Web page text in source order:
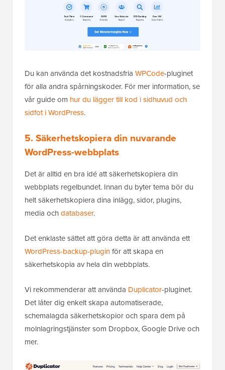
Du kan använda det kostnadsfria WPCode-pluginet
för alla andra spårningskoder. För mer information, se
vår guide om hur du lägger till kod i sidhuvud och
sidfot i WordPress.
5. Säkerhetskopiera din nuvarande
WordPress-webbplats
Det är alltid en bra idé att säkerhetskopiera din
webbplats regelbundet. Innan du byter tema bör du
helt säkerhetskopiera dina inlägg, sidor, plugins,
media ochdatabaser.
Det enklaste sättet att göra detta är att använda ett
WordPress-backup-pluginför att skapa en
säkerhetskopia av hela din webbplats.
Vi rekommenderar att använda Duplicator-pluginet.
Det låter dig enkelt skapa automatiserade,
schemalagda säkerhetskopior och spara dem på
molnlagringstjänster som Dropbox, Google Drive och
mer.